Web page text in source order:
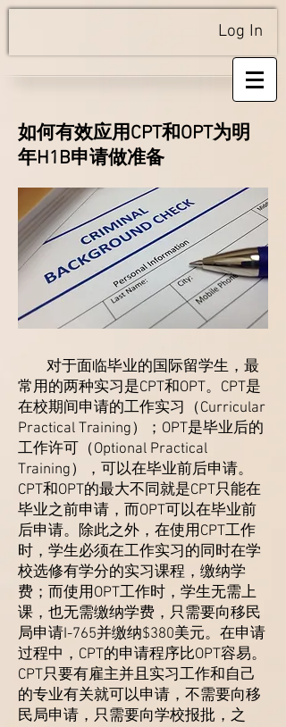
Log In
如何有效应用CPT和OPT为明
年H1B申请做准备
对于面临毕业的国际留学生，最
常用的两种实习是CPT和OPT。CPT是
在校期间申请的工作实习（Curricular
Practical Training）；OPT是毕业后的
工作许可（Optional Practical
Training），可以在毕业前后申请。
CPT和OPT的最大不同就是CPT只能在
毕业之前申请，而OPT可以在毕业前
后申请。除此之外，在使用CPT工作
时，学生必须在工作实习的同时在学
校选修有学分的实习课程，缴纳学
费；而使用OPT工作时，学生无需上
课，也无需缴纳学费，只需要向移民
局申请I-765并缴纳$380美元。在申请
过程中，CPT的申请程序比OPT容易。
CPT只要有雇主并且实习工作和自己
的专业有关就可以申请，不需要向移
民局申请，只需要向学校报批，之